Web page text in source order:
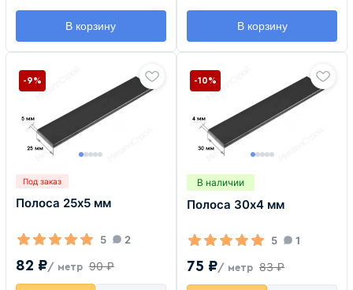
В корзину В корзину
Под заказ
Полоса 25х5 мм
5 2
82 ₽/ метр 90 ₽
-9%
В наличии
Полоса 30х4 мм
5 1
75 ₽/ метр 83 ₽
-10%